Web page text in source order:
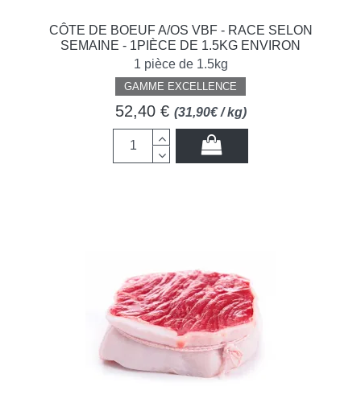
CÔTE DE BOEUF A/OS VBF - RACE SELON
SEMAINE - 1PIÈCE DE 1.5KG ENVIRON
1 pièce de 1.5kg
GAMME EXCELLENCE
52,40 € (31,90€ / kg)